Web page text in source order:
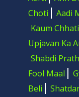
Choti
Aadi
Kaum
Upjavan Ka
Shabdi
Fool Maal
Beli